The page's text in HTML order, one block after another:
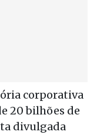
corporativa
20 bilhões de
divulgada